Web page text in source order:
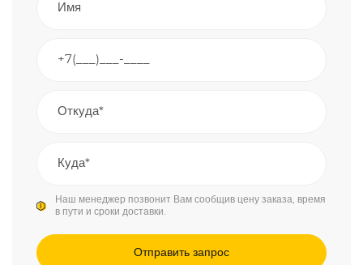
Наш менеджер позвонит Вам сообщив цену заказа, время
в пути и сроки доставки.